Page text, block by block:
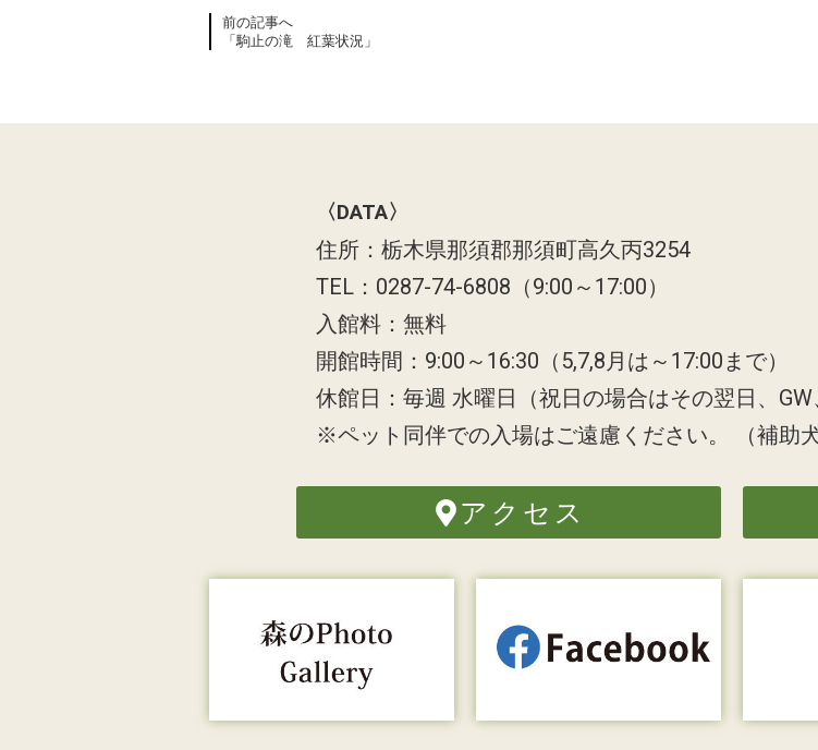
前の記事へ
「駒止の滝 紅葉状況」
〈DATA〉
住所：栃木県那須郡那須町高久丙3254
TEL：0287-74-6808（9:00～17:00）
入館料：無料
開館時間：9:00～16:30（5,7,8月は～17:00まで）
休館日：毎週 水曜日（祝日の場合はその翌日、GW
※ペット同伴での入場はご遠慮ください。
（補助
アクセス